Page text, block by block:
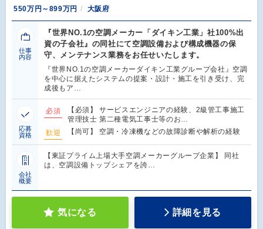
550万円～899万円
大阪府
仕事
内容
『世界NO.1の空調メーカー「ダイキン工業」社100%出
資の子会社』の同社にて空調設備および構成機器の保
守、メンテナンス業務をお任せいたします。
『世界NO.1の空調メーカーダイキン工業グループ会社』空調
を中心に据えたシステムの提案・設計・施工を引き受け、完
成後もア…
応募
資格
必須
【必須】 サービスエンジニアの経験、2級管工事施工
管理技士 第二種電気工事士等のお…
歓迎
【尚可】 空調・冷凍機などの故障診断や解析の経験
会社
概要
【東証プライム上場大手空調メーカーグループ企業】 同社
は、空調設備トップシェアを誇…
気になる 詳細を見る